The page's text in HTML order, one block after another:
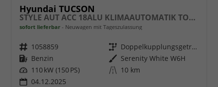
Hyundai TUCSON
STYLE AUT ACC 18ALU KLIMAAUTOMATIK TOTWINKEL NAVI SHZ RFK PDC
sofort lieferbar Neuwagen mit Tageszulassung
Fahrzeugnr. 1058859 Getriebe
Doppelkupplungsgetriebe (DSG)
Kraftstoff Benzin Außenfarbe Serenity White W6H
Leistung 110 kW (150 PS) Kilometerstand 10 km
04.12.2025